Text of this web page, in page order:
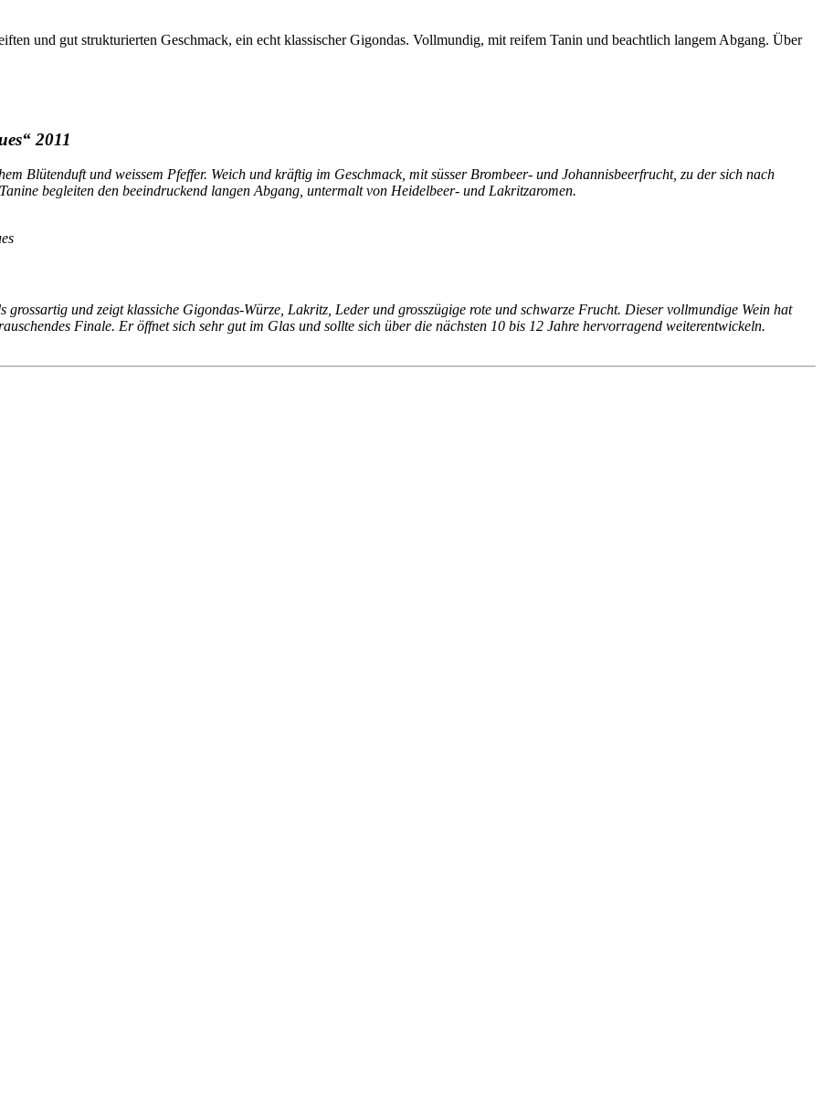
und gut strukturierten Geschmack, ein echt klassischer Gigondas. Vollmundig, mit reifem Tanin und beachtlich langem Abgang. Über
2011
Blütenduft und weissem Pfeffer. Weich und kräftig im Geschmack, mit süsser Brombeer- und Johannisbeerfrucht, zu der sich nach
begleiten den beeindruckend langen Abgang, untermalt von Heidelbeer- und Lakritzaromen.
und zeigt klassiche Gigondas-Würze, Lakritz, Leder und grosszügige rote und schwarze Frucht. Dieser vollmundige Wein hat
Finale. Er öffnet sich sehr gut im Glas und sollte sich über die nächsten 10 bis 12 Jahre hervorragend weiterentwickeln.